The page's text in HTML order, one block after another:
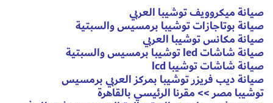
صيانة ميكروويف توشيبا العربي
صيانة بوتاجازات توشيبا برمسيس والسبتية
صيانة مكانس توشيبا العربي
صيانة شاشات led توشيبا برمسيس والسبتية
صيانة شاشات توشيبا lcd
صيانة ديب فريزر توشيبا بمركز العربي برمسيس
توشيبا مصر >> مقرنا الرئيسي بالقاهرة